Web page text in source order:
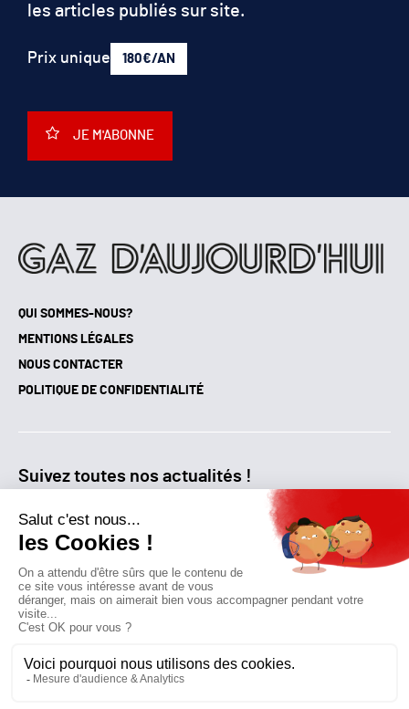
QUI SOMMES-NOUS?
MENTIONS LÉGALES
NOUS CONTACTER
POLITIQUE DE CONFIDENTIALITÉ
Suivez toutes nos actualités !
Qui sommes-nous?
Contactez-nous
les articles publiés sur site.
Prix unique 180€/AN
JE M'ABONNE